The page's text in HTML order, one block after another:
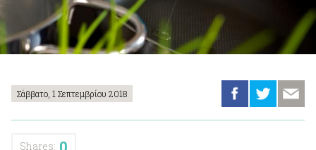
Σάββατο, 1 Σεπτεμβρίου 2018
Shares: